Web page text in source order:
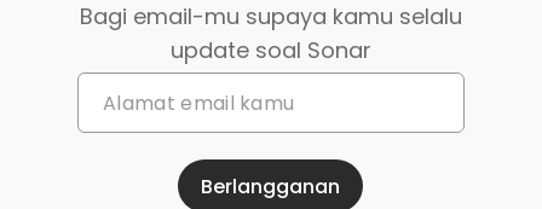
Bagi email-mu supaya kamu selalu
update soal Sonar
Berlangganan